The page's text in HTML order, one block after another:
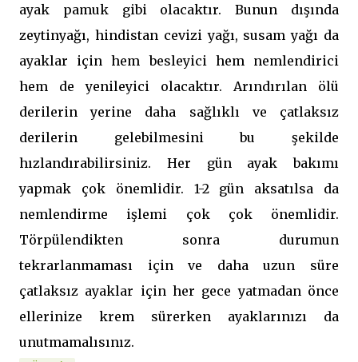
ayak pamuk gibi olacaktır. Bunun dışında
zeytinyağı, hindistan cevizi yağı, susam yağı da
ayaklar için hem besleyici hem nemlendirici
hem de yenileyici olacaktır. Arındırılan ölü
derilerin yerine daha sağlıklı ve çatlaksız
derilerin gelebilmesini bu şekilde
hızlandırabilirsiniz. Her gün ayak bakımı
yapmak çok önemlidir. 1-2 gün aksatılsa da
nemlendirme işlemi çok çok önemlidir.
Törpülendikten sonra durumun
tekrarlanmaması için ve daha uzun süre
çatlaksız ayaklar için her gece yatmadan önce
ellerinize krem sürerken ayaklarınızı da
unutmamalısınız.